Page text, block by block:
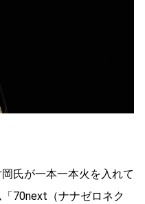
氏が一本一本火を入れて
70next（ナナゼロネク